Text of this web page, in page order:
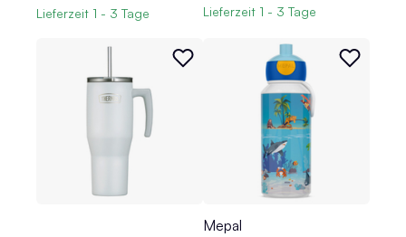
Lieferzeit 1 - 3 Tage Lieferzeit 1 - 3 Tage
Mepal